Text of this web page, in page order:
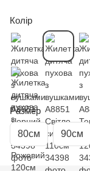
Колір
Размер
80см 90см